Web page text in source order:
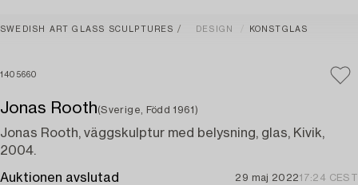
SWEDISH ART GLASS SCULPTURES DESIGN KONSTGLAS
1405660
Jonas Rooth(Sverige, Född 1961)
Jonas Rooth, väggskulptur med belysning, glas, Kivik,
2004.
Auktionen avslutad 29 maj 202217:24 CEST